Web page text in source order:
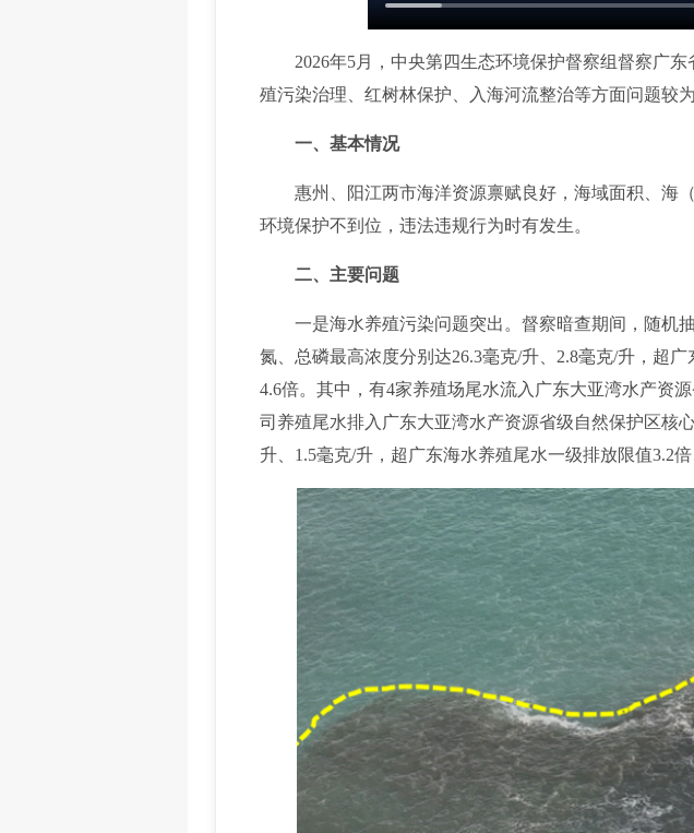
2026年5月，中央第四生态环境保护督察组督察广东
殖污染治理、红树林保护、入海河流整治等方面问题较为
一、基本情况
惠州、阳江两市海洋资源禀赋良好，海域面积、海
环境保护不到位，违法违规行为时有发生。
二、主要问题
一是海水养殖污染问题突出。督察暗查期间，随机抽
氮、总磷最高浓度分别达26.3毫克/升、2.8毫克/升，超
4.6倍。其中，有4家养殖场尾水流入广东大亚湾水产资
司养殖尾水排入广东大亚湾水产资源省级自然保护区核
升、1.5毫克/升，超广东海水养殖尾水一级排放限值3.2倍